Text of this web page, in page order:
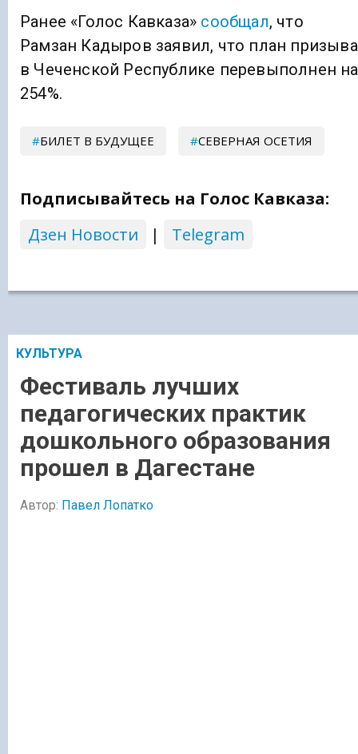
Ранее «Голос Кавказа» сообщал, что
Рамзан Кадыров заявил, что план призыва
в Чеченской Республике перевыполнен на
254%.
БИЛЕТ В БУДУЩЕЕ СЕВЕРНАЯ ОСЕТИЯ
Подписывайтесь на Голос Кавказа:
Дзен Новости
| Telegram
КУЛЬТУРА
Фестиваль лучших
педагогических практик
дошкольного образования
прошел в Дагестане
Автор: Павел Лопатко